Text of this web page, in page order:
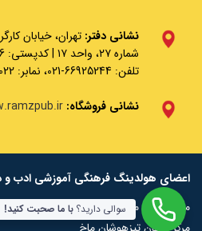
نشانی دفتر: تهران، خیابان
شماره ۲۷، واحد ۱۷ | کدپستی: 1433934466
تلفن: 66925244-021، نمابر: 88719022
نشانی فروشگاه:
اعضای هولدینگ فرهنگی آموزشی ادب
مرکز المپیاد ماخ
مرکز آزمون تیزهوشان ماخ
سوالی دارید؟با ما صحبت کنید!